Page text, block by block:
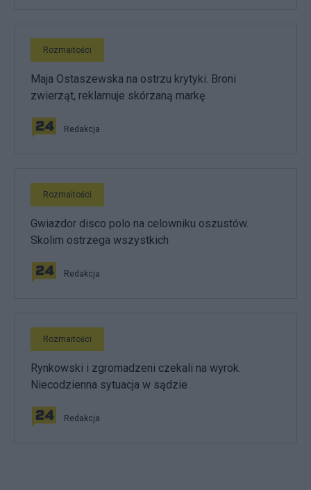
Rozmaitości
Maja Ostaszewska na ostrzu krytyki. Broni
zwierząt, reklamuje skórzaną markę
Redakcja
Rozmaitości
Gwiazdor disco polo na celowniku oszustów.
Skolim ostrzega wszystkich
Redakcja
Rozmaitości
Rynkowski i zgromadzeni czekali na wyrok.
Niecodzienna sytuacja w sądzie
Redakcja